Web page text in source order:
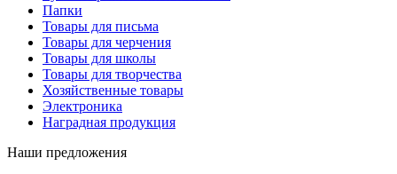
Папки
Товары для письма
Товары для черчения
Товары для школы
Товары для творчества
Хозяйственные товары
Электроника
Наградная продукция
Наши предложения